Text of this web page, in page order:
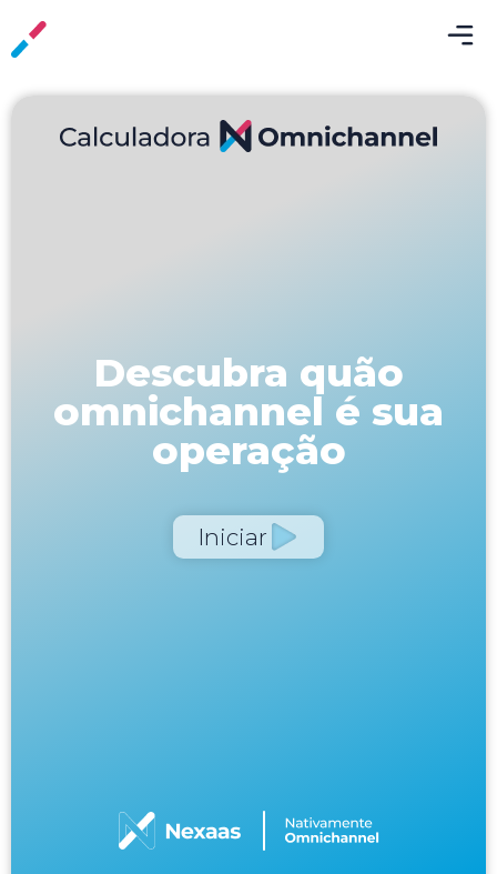
Calculadora
Descubra quão
omnichannel é sua
operação
Iniciar